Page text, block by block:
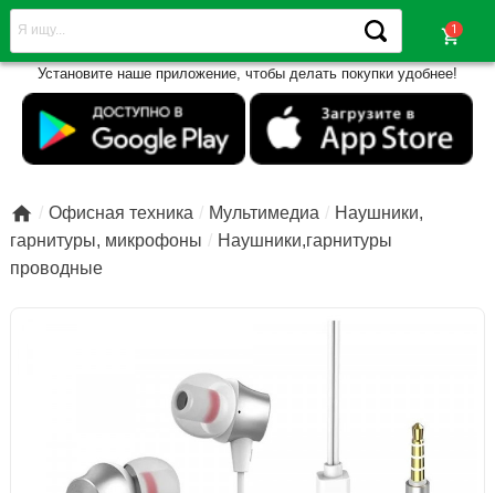
shopping_cart
Установите наше приложение, чтобы делать покупки удобнее!
 Офисная техника Мультимедиа
Наушники,
гарнитуры, микрофоны
Наушники,гарнитуры
проводные